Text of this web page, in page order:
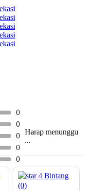
0
0
0
0
0
4Bintang
(0)
Harap menunggu
...